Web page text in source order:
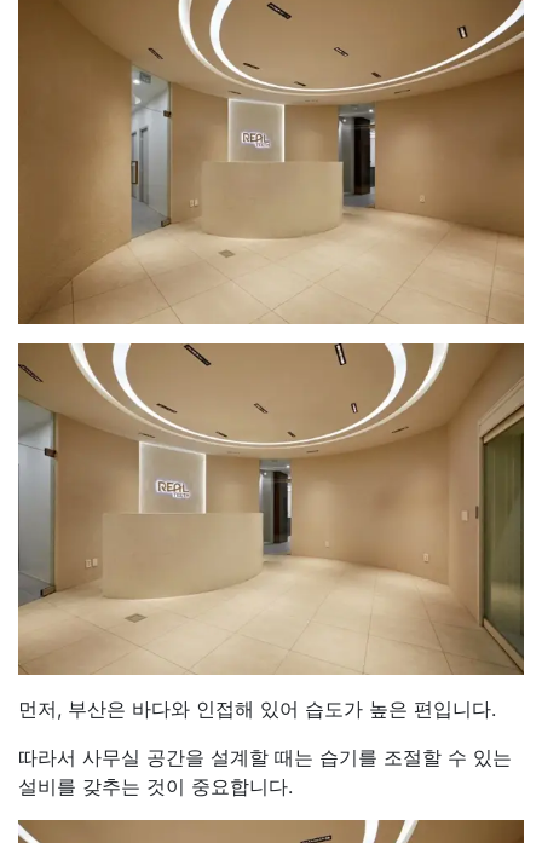
먼저, 부산은 바다와 인접해 있어 습도가 높은 편입니다.
따라서 사무실 공간을 설계할 때는 습기를 조절할 수 있는
설비를 갖추는 것이 중요합니다.